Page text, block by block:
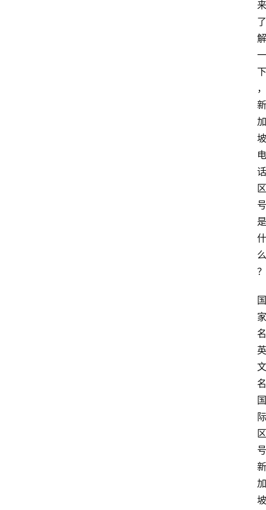
来
了
解
一
下
，
新
加
坡
电
话
区
号
是
什
么
？
国
家
名
英
文
名
国
际
区
号
新
加
坡